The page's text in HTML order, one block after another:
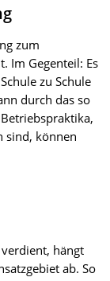
zum
Im Gegenteil: Es
zu Schule
durch das so
sind, können
hängt
ab. So